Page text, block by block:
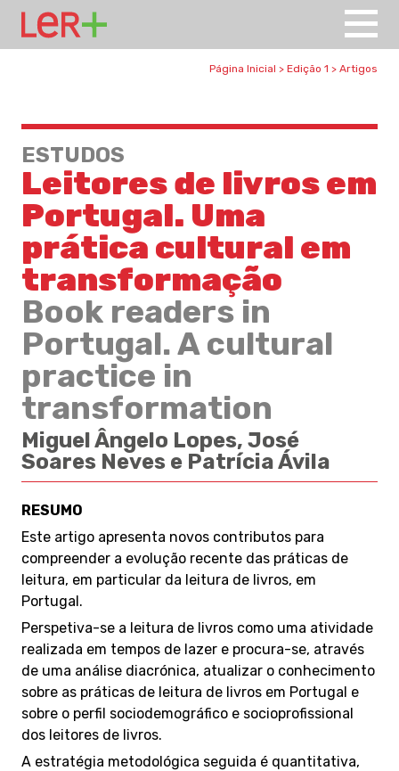
Página Inicial > Edição 1 > Artigos
ESTUDOS
Leitores de livros em
Portugal. Uma
prática cultural em
transformação
Book readers in
Portugal. A cultural
practice in
transformation
Miguel Ângelo Lopes, José
Soares Neves e Patrícia Ávila
RESUMO
Este artigo apresenta novos contributos para
compreender a evolução recente das práticas de
leitura, em particular da leitura de livros, em
Portugal.
Perspetiva-se a leitura de livros como uma atividade
realizada em tempos de lazer e procura-se, através
de uma análise diacrónica, atualizar o conhecimento
sobre as práticas de leitura de livros em Portugal e
sobre o perfil sociodemográfico e socioprofissional
dos leitores de livros.
A estratégia metodológica seguida é quantitativa,